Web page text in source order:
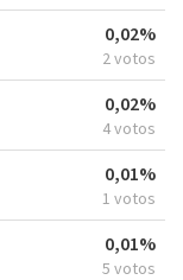
0,02%
2 votos
0,02%
4 votos
0,01%
1 votos
0,01%
5 votos